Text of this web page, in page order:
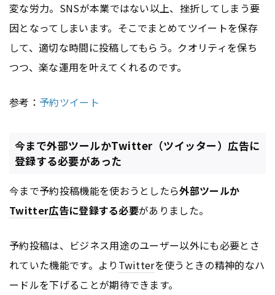
変な労力。SNSが本業ではない以上、挫折してしまう要
因となってしまいます。そこでまとめてツイートを保存
して、適切な時間に投稿してもらう。クオリティを保ち
つつ、楽な運用を叶えてくれるのです。
参考： 予約ツイート
今まで外部ツールかTwitter（ツイッター）広告に
登録する必要があった
今まで予約投稿機能を使おうとしたら外部ツールか
Twitter広告に登録する必要がありました。
予約投稿は、ビジネス用途のユーザー以外にも必要とさ
れていた機能です。より Twitterを使うときの精神的なハ
ードルを下げることが期待できます。